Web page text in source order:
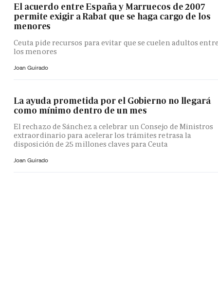
El acuerdo entre España y Marruecos de 2007
permite exigir a Rabat que se haga cargo de los
menores
Ceuta pide recursos para evitar que se cuelen adultos
los menores
Joan Guirado
La ayuda prometida por el Gobierno no llegará
como mínimo dentro de un mes
El rechazo de Sánchez a celebrar un Consejo de Ministros
extraordinario para acelerar los trámites retrasa la
disposición de 25 millones claves para Ceuta
Joan Guirado